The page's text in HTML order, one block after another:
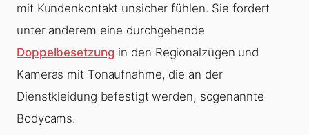
mit Kundenkontakt unsicher fühlen. Sie fordert
unter anderem eine durchgehende
Doppelbesetzung in den Regionalzügen und
Kameras mit Tonaufnahme, die an der
Dienstkleidung befestigt werden, sogenannte
Bodycams.